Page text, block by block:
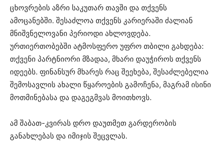
ცხოვრების აზრი საკუთარ თავში და თქვენს
ამოცანებში. შესაძლოა თქვენს კარიერაში ძალიან
მნიშვნელოვანი პერიოდი ახლოვდება.
ურთიერთობებში ატმოსფერო უფრო თბილი გახდება:
თქვენი პარტნიორი მზადაა, მხარი დაუჭიროს თქვენს
იდეებს. ფინანსურ მხარეს რაც შეეხება, შესაძლებელია
შემოსავლის ახალი წყაროების გამოჩენა, მაგრამ ისინი
მოთმინებასა და დაგეგმვას მოითხოვს.
ამ შაბათ-კვირას დრო დაუთმეთ გარდერობის
განახლებას და იმიჯის შეცვლას.